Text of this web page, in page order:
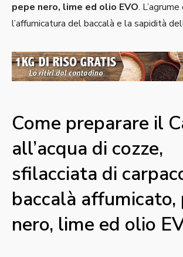
pepe nero, lime ed olio EVO.
l’affumicatura del baccalà e la sapidità
Come preparare il
all’acqua di cozze,
sfilacciata di
baccalà affumicato,
nero, lime ed olio